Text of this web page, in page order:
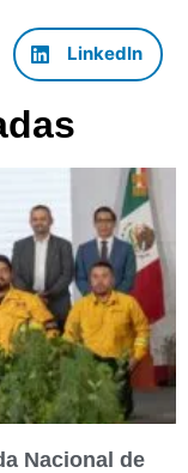
LinkedIn
Nacional de